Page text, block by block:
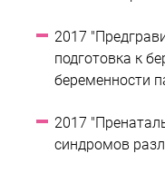
2017
подготовка к
беременности
2017
синдромов